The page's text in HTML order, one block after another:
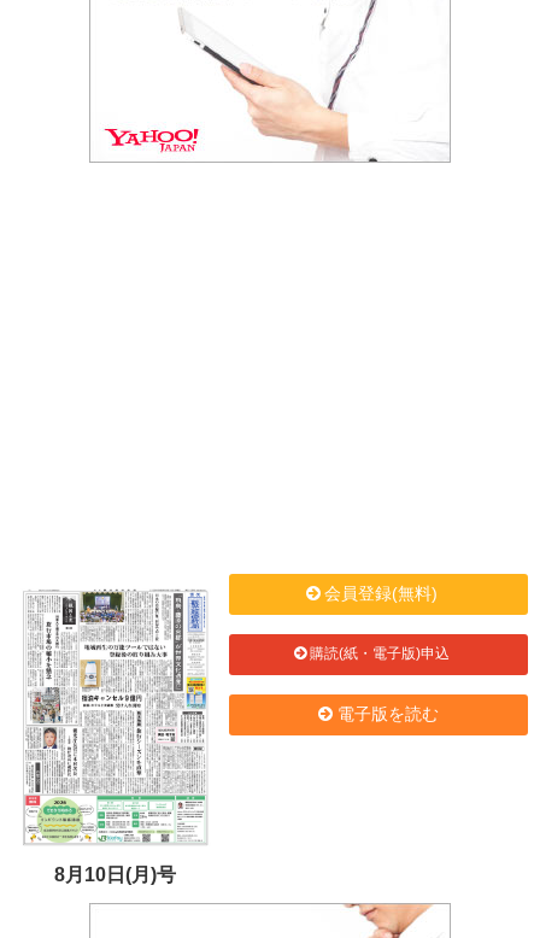
8月10日(月)号
会員登録(無料)
購読(紙・電子版)申込
電子版を読む